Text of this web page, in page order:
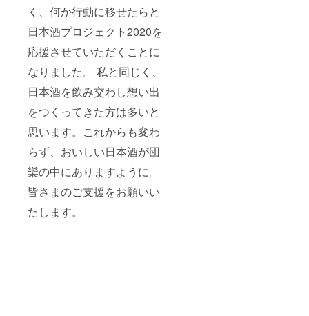
く、何か行動に移せたらと
日本酒プロジェクト2020を
応援させていただくことに
なりました。 私と同じく、
日本酒を飲み交わし想い出
をつくってきた方は多いと
思います。これからも変わ
らず、おいしい日本酒が団
欒の中にありますように。
皆さまのご支援をお願いい
たします。